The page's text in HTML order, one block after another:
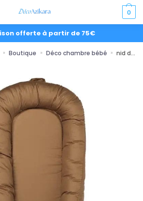
0
offerte à partir de 75€
» Boutique » Déco chambre bébé » nid douillet pour bébé avec motifs ou uni